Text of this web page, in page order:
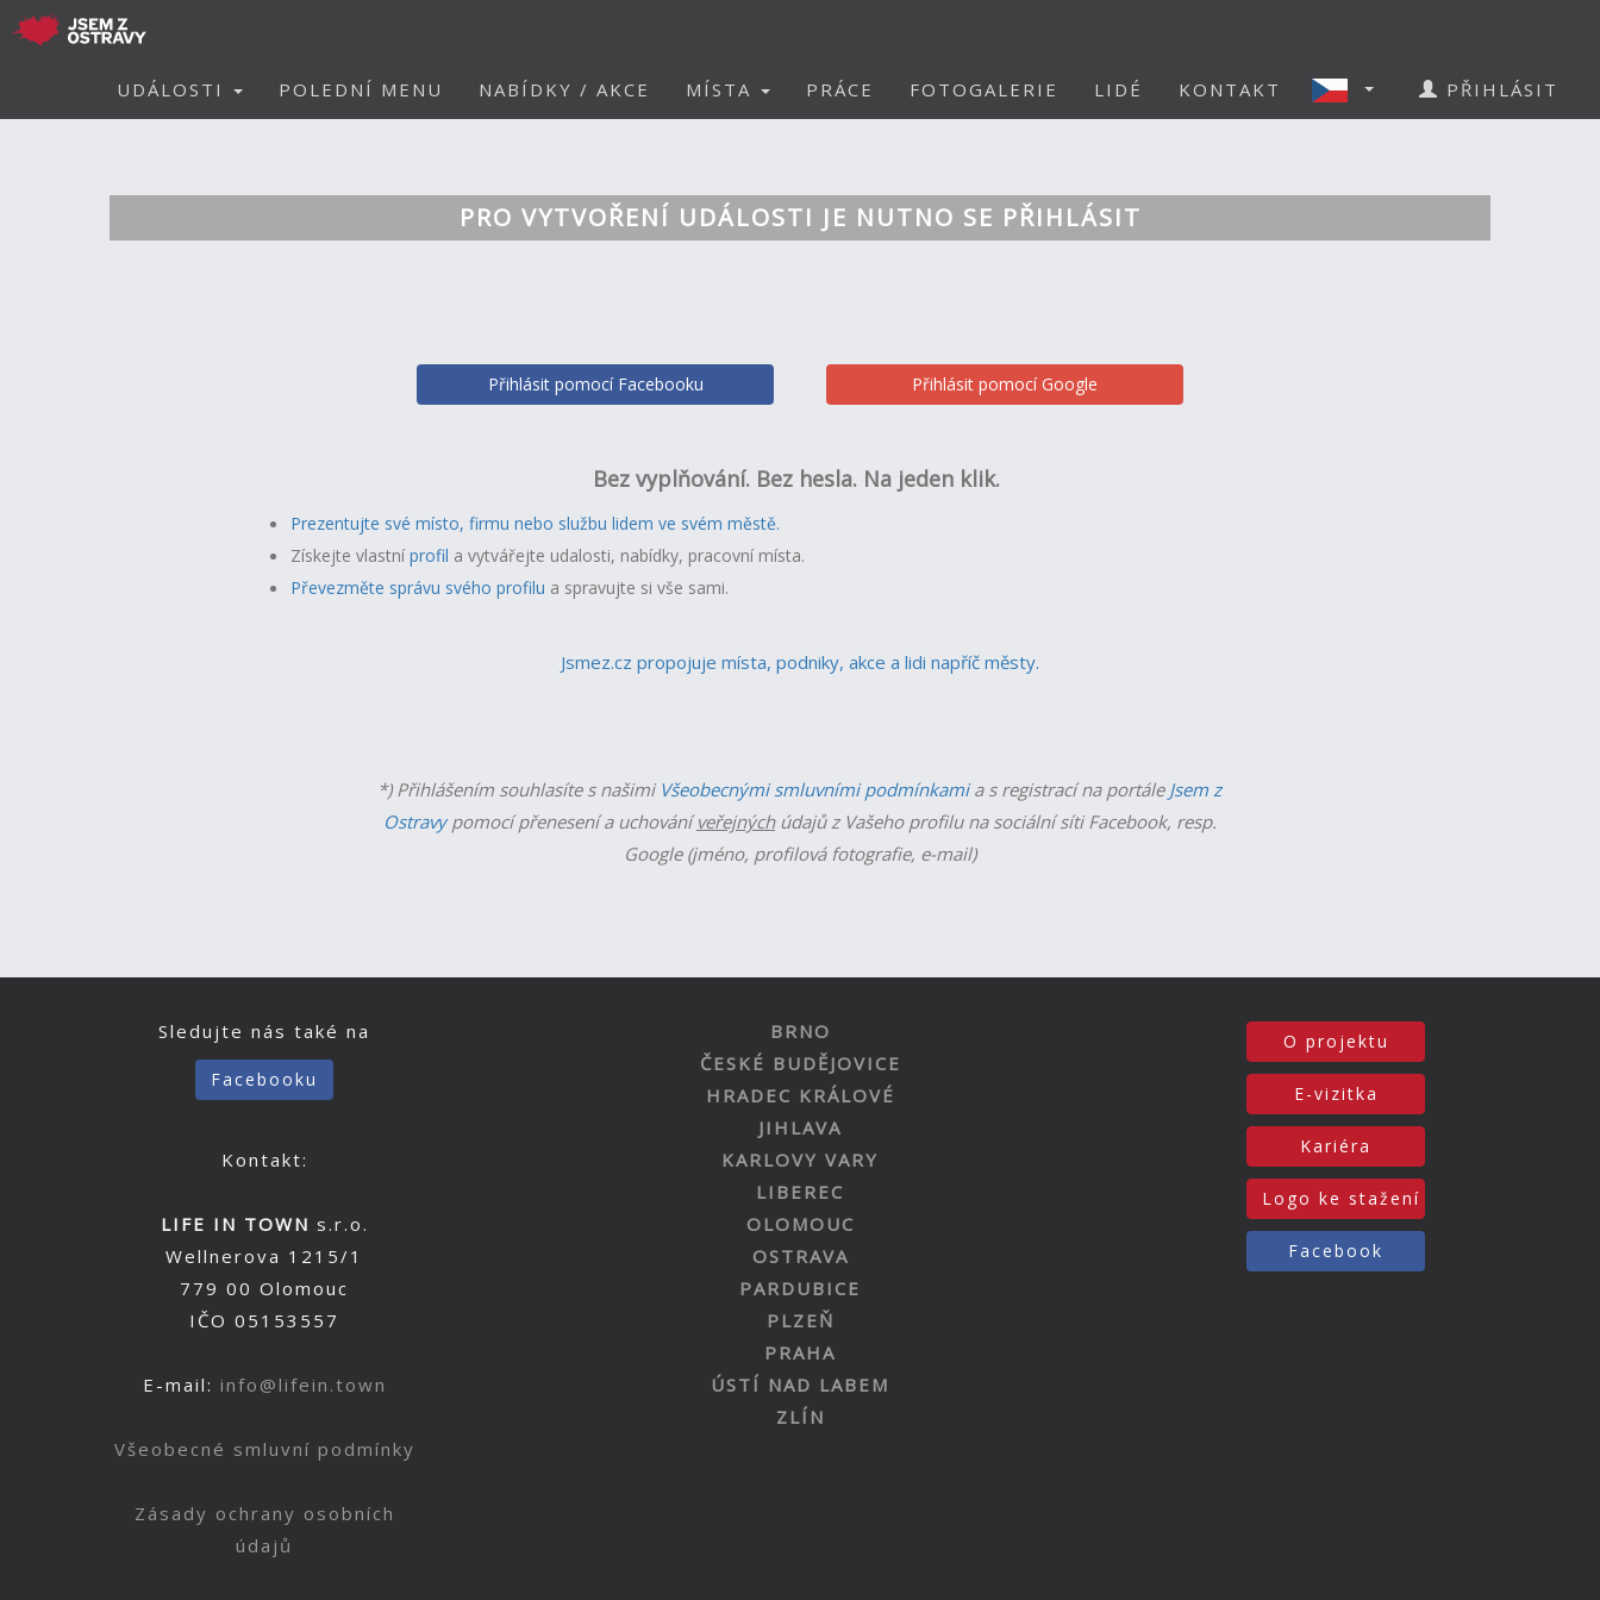
UDÁLOSTI POLEDNÍ MENU NABÍDKY / AKCE MÍSTA PRÁCE FOTOGALERIE LIDÉ KONTAKT PŘIHLÁSIT
PRO VYTVOŘENÍ UDÁLOSTI JE NUTNO SE PŘIHLÁSIT
Přihlásit pomocí Facebooku Přihlásit pomocí Google
Bez vyplňování. Bez hesla. Na jeden klik.
Prezentujte své místo, firmu nebo službu lidem ve svém městě.
Získejte vlastní profil a vytvářejte udalosti, nabídky, pracovní místa.
Převezměte správu svého profilu a spravujte si vše sami.
Jsmez.cz propojuje místa, podniky, akce a lidi napříč městy.
*) Přihlášením souhlasíte s našimi Všeobecnými smluvními podmínkamia s registrací na portále Jsem z
Ostravypomocí přenesení a uchováníveřejnýchúdajů z Vašeho profilu na sociální síti Facebook, resp.
Google (jméno, profilová fotografie, e-mail)
Sledujte nás také na
Facebooku
Kontakt:
LIFE IN TOWN s.r.o.
Wellnerova 1215/1
779 00 Olomouc
IČO 05153557
E-mail: info@lifein.town
Všeobecné smluvní podmínky
Zásady ochrany osobních
údajů
BRNO
ČESKÉ BUDĚJOVICE
HRADEC KRÁLOVÉ
JIHLAVA
KARLOVY VARY
LIBEREC
OLOMOUC
OSTRAVA
PARDUBICE
PLZEŇ
PRAHA
ÚSTÍ NAD LABEM
ZLÍN
O projektu
E-vizitka
Kariéra
Logo ke stažení
Facebook